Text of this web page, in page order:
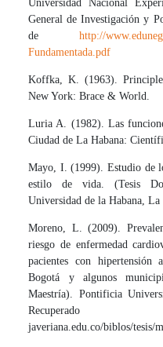
Universidad Nacional
General de Investigación y
de http://
Fundamentada.pdf
Koffka, K. (1963).
New York: Brace & World.
Luria A. (1982). Las
Ciudad de La Habana:
Mayo, I. (1999). Estudio de
estilo de vida. (Tesis
Universidad de la Habana, La
Moreno, L. (2009).
riesgo de enfermedad
pacientes con
Bogotá y algunos
Maestría). Pontificia
javeriana.edu.co/biblos/tesis/